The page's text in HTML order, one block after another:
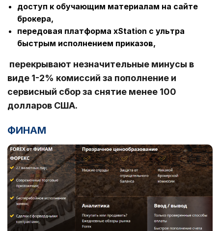
доступ к обучающим материалам на сайте
брокера,
передовая платформа xStation с ультра
быстрым исполнением приказов,
перекрывают незначительные минусы в
виде 1-2% комиссий за пополнение и
сервисный сбор за снятие менее 100
долларов США.
ФИНАМ